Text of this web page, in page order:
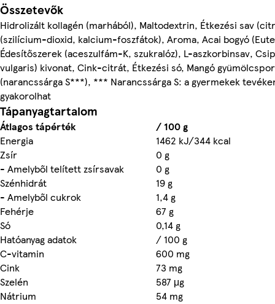
Összetevők
Hidrolizált kollagén (marhából), Maltodextrin, Étkezési sav
(szilícium-dioxid, kalcium-foszfátok), Aroma, Acai bogyó
Édesítőszerek (aceszulfám-K, szukralóz), L-aszkorbinsav,
vulgaris) kivonat, Cink-citrát, Étkezési só, Mangó
(narancssárga S***), *** Narancssárga S: a gyermekek
gyakorolhat
Tápanyagtartalom
Átlagos tápérték
/ 100 g
Energia
1462 kJ/344 kcal
Zsír
0 g
- Amelyből telített zsírsavak
0 g
Szénhidrát
19 g
- Amelyből cukrok
1,4 g
Fehérje
67 g
Só
0,14 g
Hatóanyag adatok
/ 100 g
C-vitamin
600 mg
Cink
73 mg
Szelén
587 μg
Nátrium
54 mg